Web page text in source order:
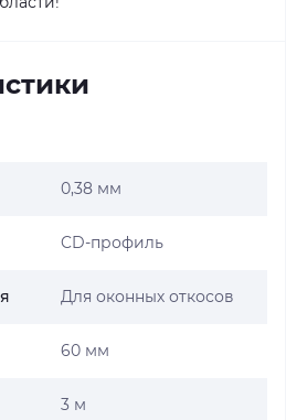
0,38 мм
CD-профиль
Для оконных откосов
60 мм
3 м